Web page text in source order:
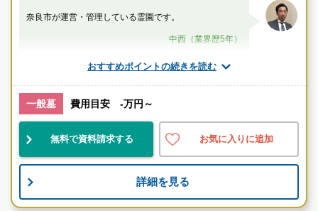
おすすめポイントの続きを読む
奈良市が運営・管理している霊園です。
中西（業界歴5年）
公営 自然豊 宗教不問
お墓のことなら何でもご相談ください
現地を見学して実際の雰囲気をお確かめください
霊園墓地のプロフェッショナルが無料でご案内いたしま
す
一般墓 費用目安 -万円～
無料で資料請求する お気に入りに追加
詳細を見る